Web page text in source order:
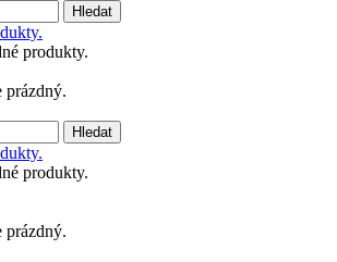
Hledat
produkty.
prázdný.
Hledat
produkty.
prázdný.